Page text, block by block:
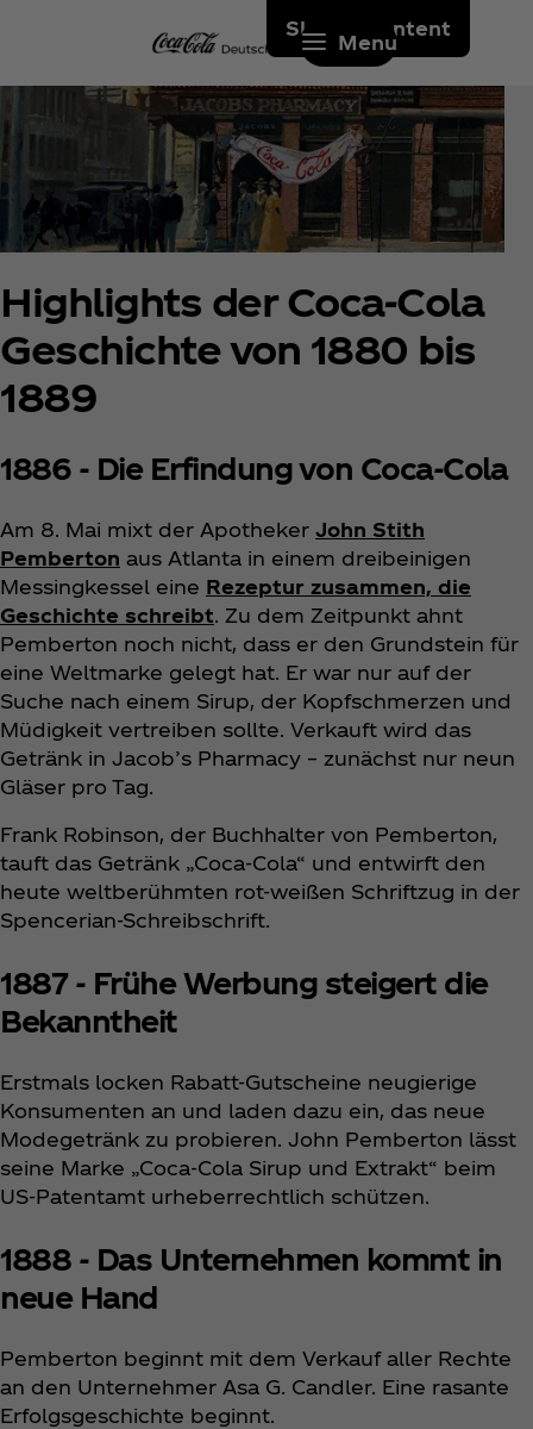
Skip to content
Menu
Highlights der Coca‑Cola
Geschichte von 1880 bis
1889
1886 - Die Erfindung von Coca‑Cola
Am 8. Mai mixt der Apotheker John Stith
Pemberton aus Atlanta in einem dreibeinigen
Messingkessel eine Rezeptur zusammen, die
Geschichte schreibt. Zu dem Zeitpunkt ahnt
Pemberton noch nicht, dass er den Grundstein für
eine Weltmarke gelegt hat. Er war nur auf der
Suche nach einem Sirup, der Kopfschmerzen und
Müdigkeit vertreiben sollte. Verkauft wird das
Getränk in Jacob’s Pharmacy – zunächst nur neun
Gläser pro Tag.
Frank Robinson, der Buchhalter von Pemberton,
tauft das Getränk „Coca‑Cola“ und entwirft den
heute weltberühmten rot-weißen Schriftzug in der
Spencerian-Schreibschrift.
1887 - Frühe Werbung steigert die
Bekanntheit
Erstmals locken Rabatt-Gutscheine neugierige
Konsumenten an und laden dazu ein, das neue
Modegetränk zu probieren. John Pemberton lässt
seine Marke „Coca‑Cola Sirup und Extrakt“ beim
US-Patentamt urheberrechtlich schützen.
1888 - Das Unternehmen kommt in
neue Hand
Pemberton beginnt mit dem Verkauf aller Rechte
an den Unternehmer Asa G. Candler. Eine rasante
Erfolgsgeschichte beginnt.